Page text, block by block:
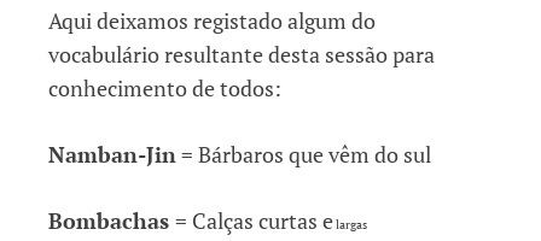
Aqui deixamos registado algum do
vocabulário resultante desta sessão para
conhecimento de todos:
Namban-Jin= Bárbaros que vêm do sul
Bombachas = Calças curtas elargas